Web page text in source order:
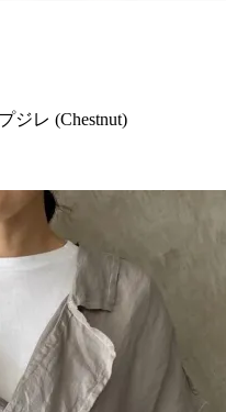
ジレ (Chestnut)